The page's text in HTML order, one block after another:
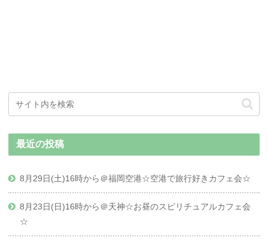
最近の投稿
8月29日(土)16時から＠福岡空港☆空港で旅行好きカフェ会☆
8月23日(日)16時から＠天神☆お昼のスピリチュアルカフェ会
☆